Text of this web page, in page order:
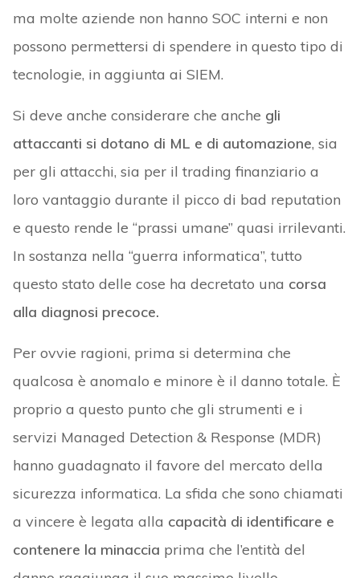
ma molte aziende non hanno SOC interni e non
possono permettersi di spendere in questo tipo di
tecnologie, in aggiunta ai SIEM.
Si deve anche considerare che anche gli
attaccanti si dotano di ML e di automazione, sia
per gli attacchi, sia per il trading finanziario a
loro vantaggio durante il picco di bad reputation
e questo rende le “prassi umane” quasi irrilevanti.
In sostanza nella “guerra informatica”, tutto
questo stato delle cose ha decretato una corsa
alla diagnosi precoce.
Per ovvie ragioni, prima si determina che
qualcosa è anomalo e minore è il danno totale. È
proprio a questo punto che gli strumenti e i
servizi Managed Detection & Response (MDR)
hanno guadagnato il favore del mercato della
sicurezza informatica. La sfida che sono chiamati
a vincere è legata alla capacità di identificare e
contenere la minaccia prima che l’entità del